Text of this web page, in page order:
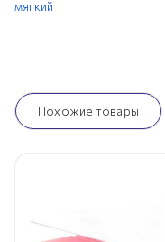
мягкий
Похожие товары